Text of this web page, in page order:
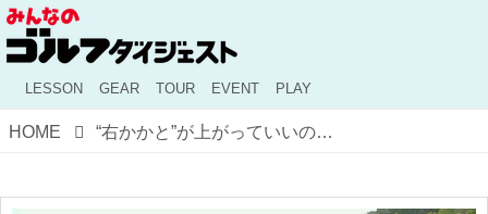
LESSON GEAR TOUR EVENT PLAY
HOME “右かかと”が上がっていいのはサッカーだけ？ ゴルフで飛ばす、「脚使い」【動画LESSON】